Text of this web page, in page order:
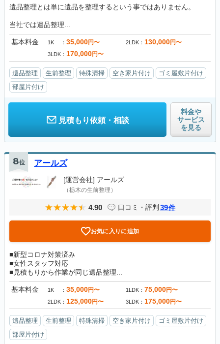
遺品整理とは単に遺品を整理するという事ではありません。
当社では遺品整理...
基本料金 1K 35,000円〜 2LDK 130,000円〜
3LDK 170,000円〜
遺品整理 生前整理 特殊清掃 空き家片付け
ゴミ屋敷片付け
部屋片付け
見積もり依頼・相談
料金や
サービス
を見る
8位 アールズ
[運営会社] アールズ
（栃木の生前整理）
4.90 口コミ・評判 39件
お気に入りに追加
■新型コロナ対策済み
■女性スタッフ対応
■見積もりから作業が同じ遺品整理...
基本料金 1K 35,000円〜 1LDK 75,000円〜
2LDK 125,000円〜 3LDK 175,000円〜
遺品整理 生前整理 特殊清掃 空き家片付け
ゴミ屋敷片付け
部屋片付け